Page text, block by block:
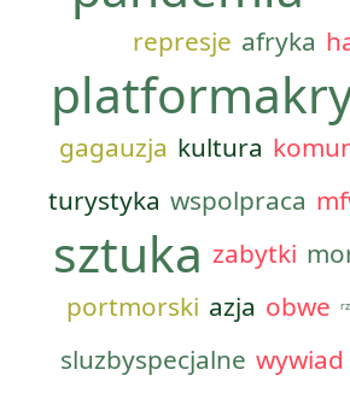
represje afryka
gagauzja kultura
turystyka wspolpraca
sztuka zabytki
portmorski azja obwe
sluzbyspecjalne wywiad